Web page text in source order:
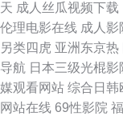
源 福利AV片 精品四区
官网91 玖玖色资源 日
精品 美女内射白浆 日
天 成人丝瓜视频下载
伦理电影在线 成人影
另类四虎 亚洲东京热
导航 日本三级光棍影
媒观看网站 综合日韩
网站在线 69性影院